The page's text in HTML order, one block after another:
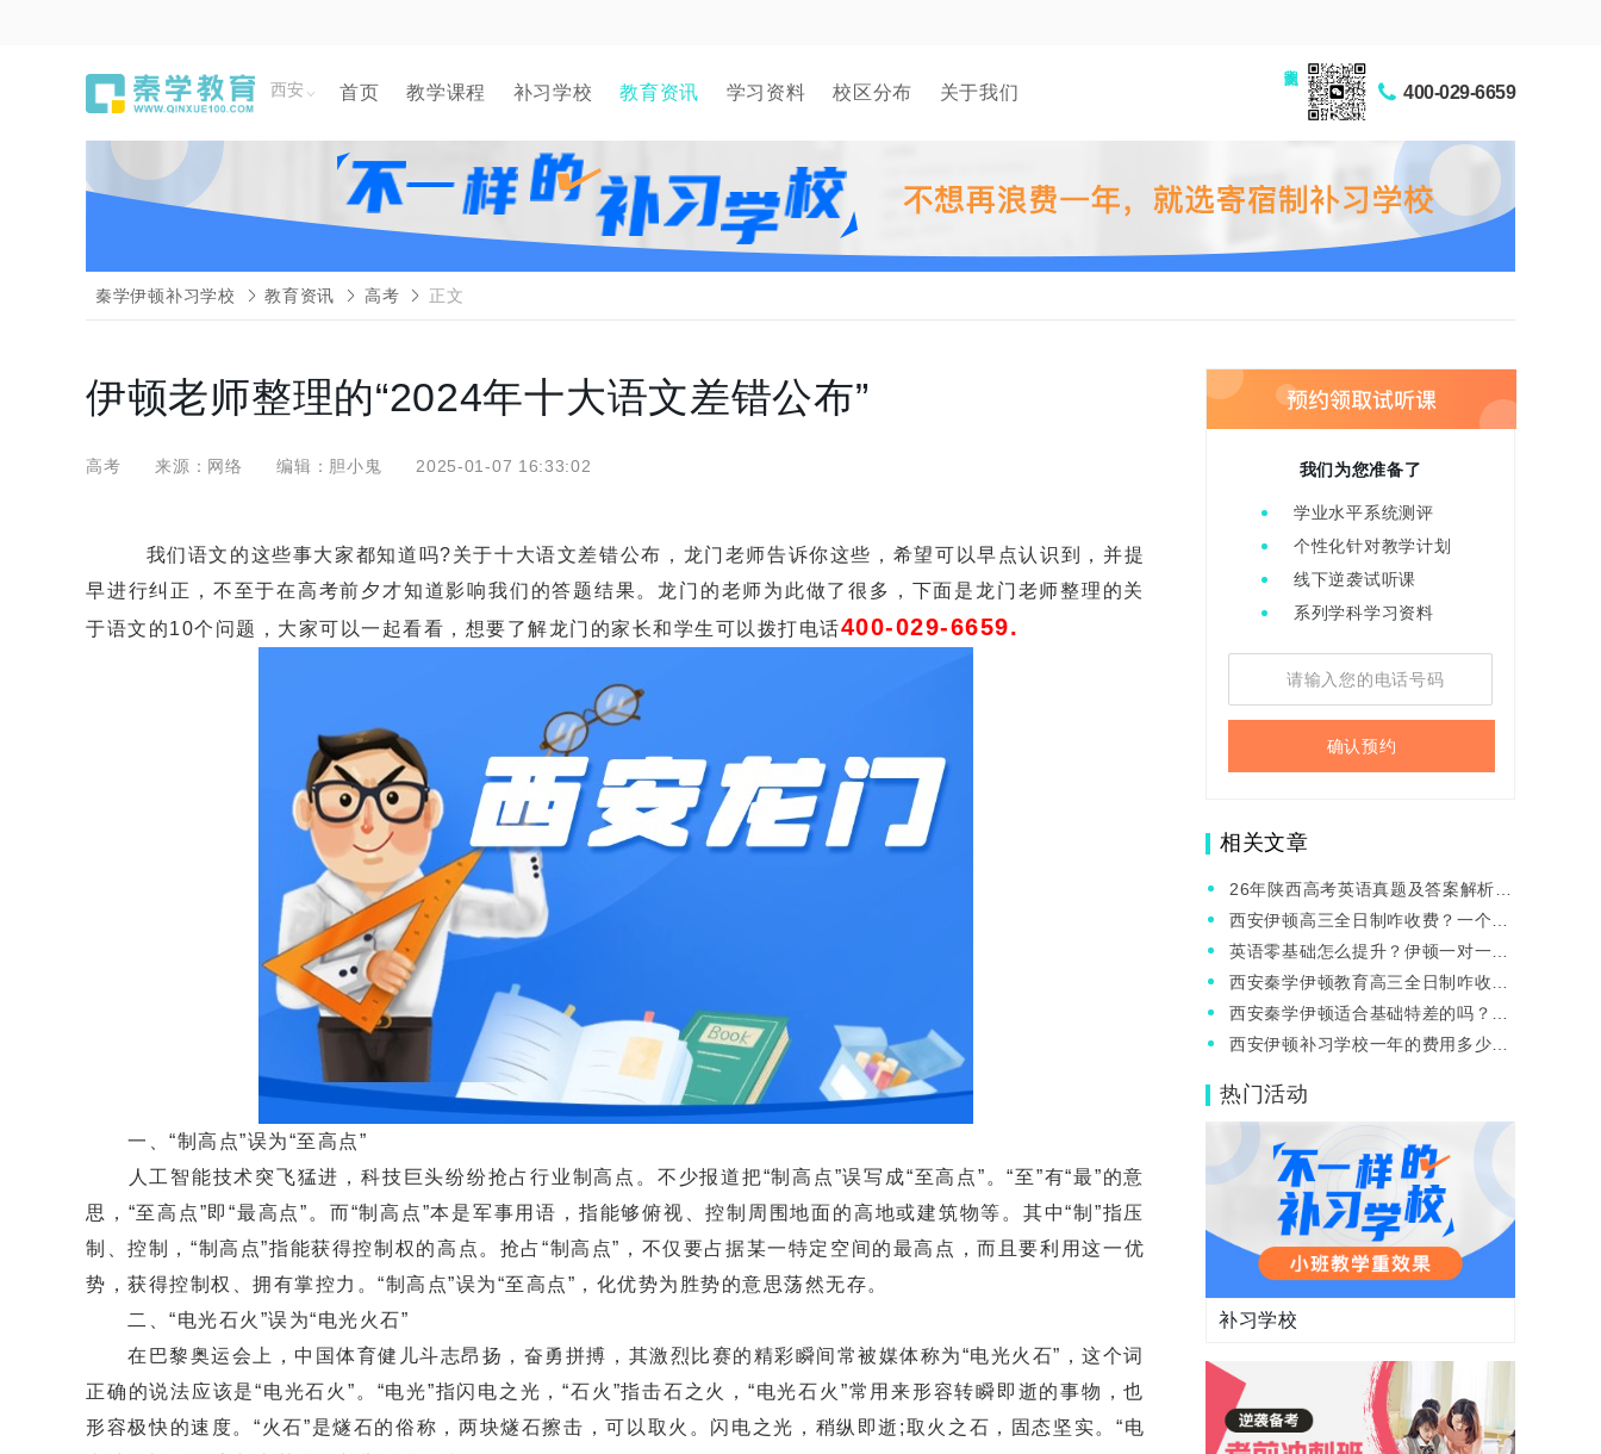
西安 首页 教学课程 补习学校 教育资讯 学习资料 校区分布 关于我们 400-029-6659
秦学伊顿补习学校 教育资讯 高考 正文
伊顿老师整理的“2024年十大语文差错公布”
高考 来源：网络 编辑：胆小鬼 2025-01-07 16:33:02
我们语文的这些事大家都知道吗?关于十大语文差错公布，龙门老师告诉你这些，希望可以早点认识到，并提
早进行纠正，不至于在高考前夕才知道影响我们的答题结果。龙门的老师为此做了很多，下面是龙门老师整理的关
于语文的10个问题，大家可以一起看看，想要了解龙门的家长和学生可以拨打电话400-029-6659.
一、“制高点”误为“至高点”
人工智能技术突飞猛进，科技巨头纷纷抢占行业制高点。不少报道把“制高点”误写成“至高点”。“至”有“最”的意
思，“至高点”即“最高点”。而“制高点”本是军事用语，指能够俯视、控制周围地面的高地或建筑物等。其中“制”指压
制、控制，“制高点”指能获得控制权的高点。抢占“制高点”，不仅要占据某一特定空间的最高点，而且要利用这一优
势，获得控制权、拥有掌控力。“制高点”误为“至高点”，化优势为胜势的意思荡然无存。
二、“电光石火”误为“电光火石”
在巴黎奥运会上，中国体育健儿斗志昂扬，奋勇拼搏，其激烈比赛的精彩瞬间常被媒体称为“电光火石”，这个词
正确的说法应该是“电光石火”。“电光”指闪电之光，“石火”指击石之火，“电光石火”常用来形容转瞬即逝的事物，也
形容极快的速度。“火石”是燧石的俗称，两块燧石擦击，可以取火。闪电之光，稍纵即逝;取火之石，固态坚实。“电
我们为您准备了
学业水平系统测评
个性化针对教学计划
线下逆袭试听课
系列学科学习资料
确认预约
相关文章
26年陕西高考英语真题及答案解析出
来了吗？
西安伊顿高三全日制咋收费？一个月
能提多少分？
英语零基础怎么提升？伊顿一对一好
吗？
西安秦学伊顿教育高三全日制咋收
费？有小班型吗？
西安秦学伊顿适合基础特差的吗？小
班课啥价位？
西安伊顿补习学校一年的费用多少？
热门活动
补习学校